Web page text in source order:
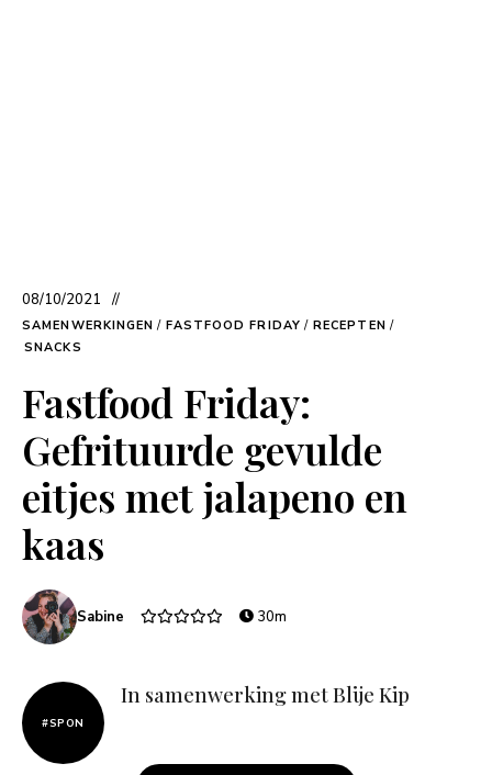
08/10/2021
SAMENWERKINGEN / FASTFOOD FRIDAY / RECEPTEN /
SNACKS
Fastfood Friday:
Gefrituurde gevulde
eitjes met jalapeno en
kaas
Sabine 30m
#SPON
In samenwerking met Blije Kip